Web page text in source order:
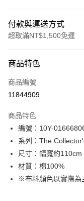
付款與運送方式
超取滿NT$1,500免運
信用卡一次付款
超商取貨付款
Apple Pay
街口支付
Google Pay
AFTEE先享後付
商品特色
商品編號
11844909
商品特色
編號：10Y-
系列：The
尺寸：幅寬約110cm
材質：棉100%
※布料顏色以實際為